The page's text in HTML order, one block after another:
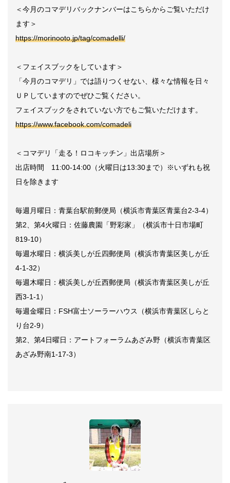
＜今月のコマデリバックナンバーはこちらからご覧いただけ
ます＞
https://morinooto.jp/tag/comadelli/
＜フェイスブックをしています＞
「今月のコマデリ」では語りつくせない、様々な情報を日々
ＵＰしていますのでぜひご覧ください。
フェイスブックをされていない方でもご覧いただけます。
https://www.facebook.com/comadeli
＜コマデリ「走る！ロコキッチン」出店場所＞
出店時間 11:00-14:00（火曜日は13:30まで）※いずれも祝
日を除きます
毎週月曜日：青葉台駅前郵便局（横浜市青葉区青葉台2-3-4）
第2、第4火曜日：佐藤農園「野彩家」（横浜市十日市場町
819-10）
毎週水曜日：横浜美しが丘四郵便局（横浜市青葉区美しが丘
4-1-32）
毎週木曜日：横浜美しが丘西郵便局（横浜市青葉区美しが丘
西3-1-1）
毎週金曜日：FSH富士ソーラーハウス（横浜市青葉区しらと
り台2-9）
第2、第4日曜日：アートフォーラムあざみ野（横浜市青葉区
あざみ野南1-17-3）